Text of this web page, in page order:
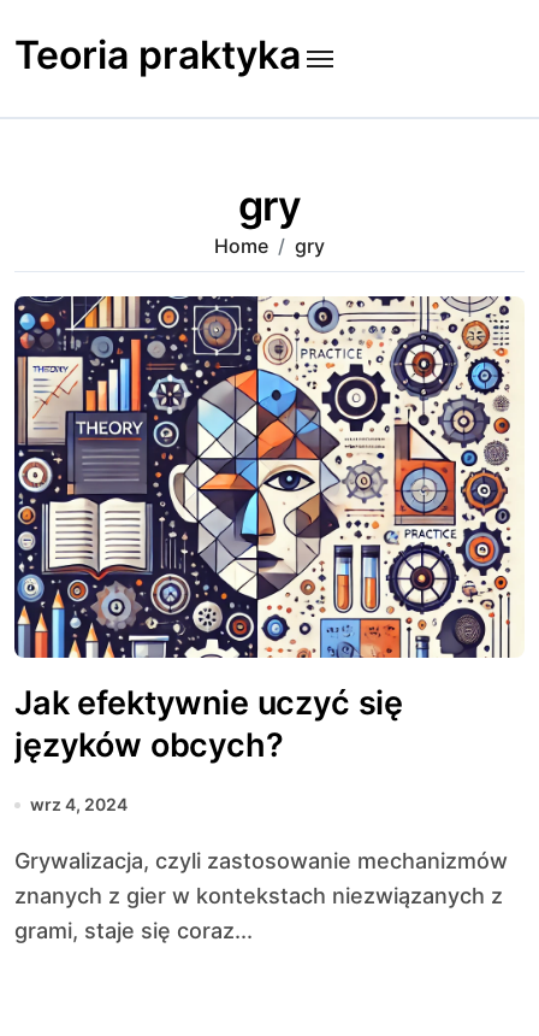
to
content
Teoria praktyka
gry
Home gry
Jak efektywnie uczyć się
języków obcych?
wrz 4, 2024
Grywalizacja, czyli zastosowanie mechanizmów
znanych z gier w kontekstach niezwiązanych z
grami, staje się coraz...